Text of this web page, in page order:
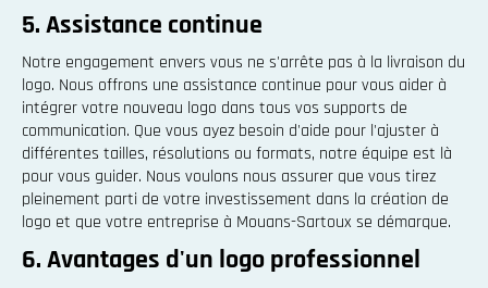
5. Assistance continue
Notre engagement envers vous ne s'arrête pas à la livraison du
logo. Nous offrons une assistance continue pour vous aider à
intégrer votre nouveau logo dans tous vos supports de
communication. Que vous ayez besoin d'aide pour l'ajuster à
différentes tailles, résolutions ou formats, notre équipe est là
pour vous guider. Nous voulons nous assurer que vous tirez
pleinement parti de votre investissement dans la création de
logo et que votre entreprise à Mouans-Sartoux se démarque.
6. Avantages d'un logo professionnel